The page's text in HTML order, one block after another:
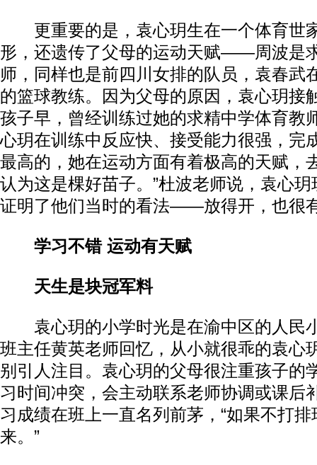
更重要的是，袁心玥生在一个体育世
形，还遗传了父母的运动天赋——周波是
师，同样也是前四川女排的队员，袁春武
的篮球教练。因为父母的原因，袁心玥接
孩子早，曾经训练过她的求精中学体育教
心玥在训练中反应快、接受能力很强，完
最高的，她在运动方面有着极高的天赋，
认为这是棵好苗子。”杜波老师说，袁心
证明了他们当时的看法——放得开，也很
学习不错 运动有天赋
天生是块冠军料
袁心玥的小学时光是在渝中区的人民
班主任黄英老师回忆，从小就很乖的袁心
别引人注目。袁心玥的父母很注重孩子的
习时间冲突，会主动联系老师协调或课后
习成绩在班上一直名列前茅，“如果不打
来。”